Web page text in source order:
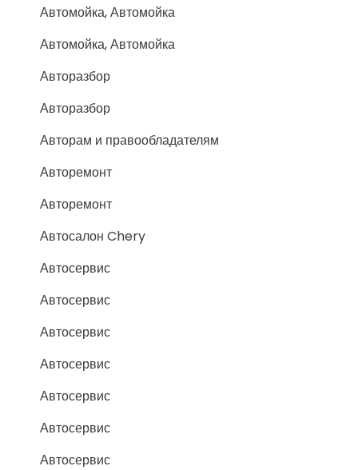
Автомойка, Автомойка
Автомойка, Автомойка
Авторазбор
Авторазбор
Авторам и правообладателям
Авторемонт
Авторемонт
Автосалон Chery
Автосервис
Автосервис
Автосервис
Автосервис
Автосервис
Автосервис
Автосервис